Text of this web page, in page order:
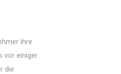
ihre
vor einiger
die